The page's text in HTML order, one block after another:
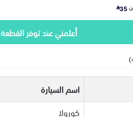
35
أعلمني عند توفر القطعة
اسم السيارة
كورولا